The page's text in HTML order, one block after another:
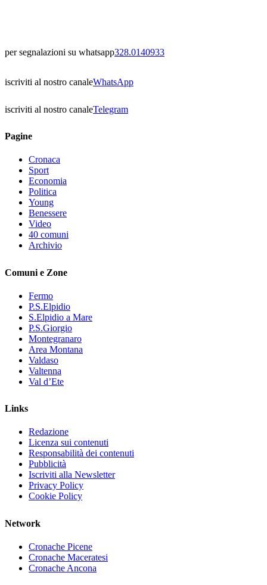
per segnalazioni su whatsapp328.0140933
iscriviti al nostro canaleWhatsApp
iscriviti al nostro canaleTelegram
Pagine
Cronaca
Sport
Economia
Politica
Young
Benessere
Video
40 comuni
Archivio
Comuni e Zone
Fermo
P.S.Elpidio
S.Elpidio a Mare
P.S.Giorgio
Montegranaro
Area Montana
Valdaso
Valtenna
Val d’Ete
Links
Redazione
Licenza sui contenuti
Responsabilità dei contenuti
Pubblicità
Iscriviti alla Newsletter
Privacy Policy
Cookie Policy
Network
Cronache Picene
Cronache Maceratesi
Cronache Ancona